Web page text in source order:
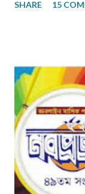
৮০০-৯০০ শব্দে, প্রবন্ধ/
সঙ্গে দেবেন নিজের
নেই।) ১) মেলের
জন্য'। ২) বানানের দিকে
SHARE 15